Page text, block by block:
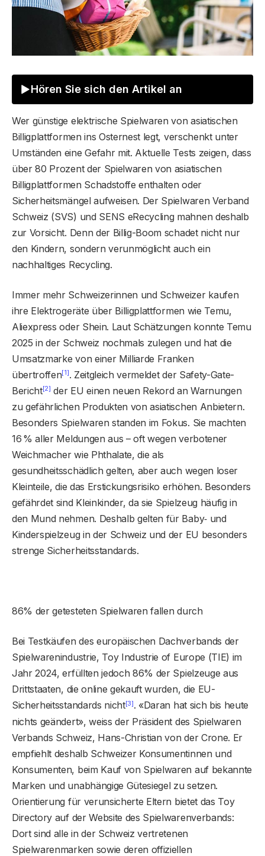
Hören Sie sich den Artikel an
Wer günstige elektrische Spielwaren von asiatischen
Billigplattformen ins Osternest legt, verschenkt unter
Umständen eine Gefahr mit. Aktuelle Tests zeigen, dass
über 80 Prozent der Spielwaren von asiatischen
Billigplattformen Schadstoffe enthalten oder
Sicherheitsmängel aufweisen. Der Spielwaren Verband
Schweiz (SVS) und SENS eRecycling mahnen deshalb
zur Vorsicht. Denn der Billig-Boom schadet nicht nur
den Kindern, sondern verunmöglicht auch ein
nachhaltiges Recycling.
Immer mehr Schweizerinnen und Schweizer kaufen
ihre Elektrogeräte über Billigplattformen wie Temu,
Aliexpress oder Shein. Laut Schätzungen konnte Temu
2025 in der Schweiz nochmals zulegen und hat die
Umsatzmarke von einer Milliarde Franken
übertroffen[1]. Zeitgleich vermeldet der Safety-Gate-
Bericht[2] der EU einen neuen Rekord an Warnungen
zu gefährlichen Produkten von asiatischen Anbietern.
Besonders Spielwaren standen im Fokus. Sie machten
16 % aller Meldungen aus – oft wegen verbotener
Weichmacher wie Phthalate, die als
gesundheitsschädlich gelten, aber auch wegen loser
Kleinteile, die das Erstickungsrisiko erhöhen. Besonders
gefährdet sind Kleinkinder, da sie Spielzeug häufig in
den Mund nehmen. Deshalb gelten für Baby‑ und
Kinderspielzeug in der Schweiz und der EU besonders
strenge Sicherheitsstandards.
86% der getesteten Spielwaren fallen durch
Bei Testkäufen des europäischen Dachverbands der
Spielwarenindustrie, Toy Industrie of Europe (TIE) im
Jahr 2024, erfüllten jedoch 86% der Spielzeuge aus
Drittstaaten, die online gekauft wurden, die EU-
Sicherheitsstandards nicht[3]. «Daran hat sich bis heute
nichts geändert», weiss der Präsident des Spielwaren
Verbands Schweiz, Hans-Christian von der Crone. Er
empfiehlt deshalb Schweizer Konsumentinnen und
Konsumenten, beim Kauf von Spielwaren auf bekannte
Marken und unabhängige Gütesiegel zu setzen.
Orientierung für verunsicherte Eltern bietet das Toy
Directory auf der Website des Spielwarenverbands:
Dort sind alle in der Schweiz vertretenen
Spielwarenmarken sowie deren offiziellen